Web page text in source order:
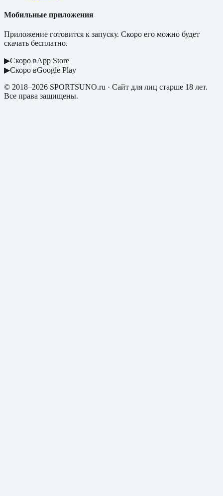
Мобильные приложения
Приложение готовится к запуску. Скоро его можно будет
скачать бесплатно.
▶Скоро вApp Store
▶Скоро вGoogle Play
© 2018–2026 SPORTSUNO.ru · Сайт для лиц старше 18 лет.
Все права защищены.